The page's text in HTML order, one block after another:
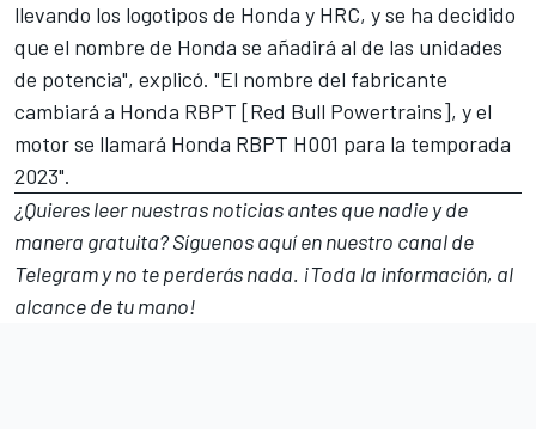
llevando los logotipos de Honda y HRC, y se ha decidido
que el nombre de Honda se añadirá al de las unidades
de potencia", explicó. "El nombre del fabricante
cambiará a Honda RBPT [Red Bull Powertrains], y el
motor se llamará Honda RBPT H001 para la temporada
2023".
¿Quieres leer nuestras noticias antes que nadie y de
manera gratuita? Síguenosaquí en nuestro canal de
Telegramy no te perderás nada. ¡Toda la información, al
alcance de tu mano!